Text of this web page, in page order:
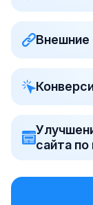
сайта